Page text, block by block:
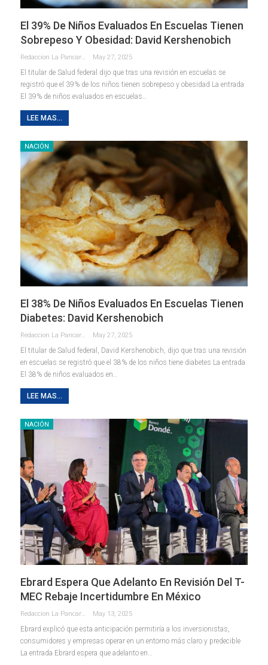
El 39% De Niños Evaluados En Escuelas Tienen
Sobrepeso Y Obesidad: David Kershenobich
Redaccion La Pancarta De Quintana Roo May 27, 2025
El titular de Salud federal dijo que tras una revisión en escuelas se
registró que el 39% de los niños tienen sobrepeso y obesidad La entrada
El 39% de niños evaluados en escuelas…
LEE MAS...
NACIÓN
El 38% De Niños Evaluados En Escuelas Tienen
Diabetes: David Kershenobich
Redaccion La Pancarta De Quintana Roo May 27, 2025
El titular de Salud federal, David Kershenobich, dijo que tras una revisión
en escuelas se registró que el 38% de los niños tiene diabetes La entrada
El 38% de niños evaluados en…
LEE MAS...
NACIÓN
Ebrard Espera Que Adelanto En Revisión Del T-
MEC Rebaje Incertidumbre En México
May 13, 2025
Ebrard explicó que esta anticipación permitiría a los inversionistas,
consumidores y empresas operar en un entorno más claro y predecible
La entrada Ebrard espera que adelanto en…